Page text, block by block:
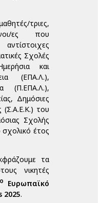
τριες,
ες που
Σχολές
και
(ΕΠΑ.Λ.),
(Π.ΕΠΑ.Λ.),
Δημόσιες
(Σ.Α.Ε.Κ.) του
Σχολής
έτος
τα
νικητές
Ευρωπαϊκό
2025.